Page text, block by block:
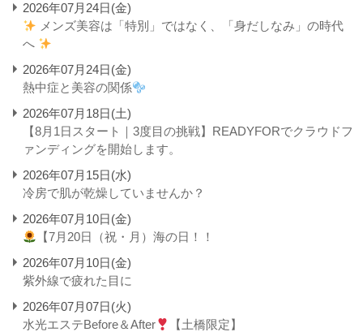
2026年07月24日(金)
メンズ美容は「特別」ではなく、「身だしなみ」の時代
へ
2026年07月24日(金)
熱中症と美容の関係
2026年07月18日(土)
【8月1日スタート｜3度目の挑戦】READYFORでクラウドフ
ァンディングを開始します。
2026年07月15日(水)
冷房で肌が乾燥していませんか？
2026年07月10日(金)
【7月20日（祝・月）海の日！！
2026年07月10日(金)
紫外線で疲れた目に
2026年07月07日(火)
水光エステBefore＆After
【土橋限定】